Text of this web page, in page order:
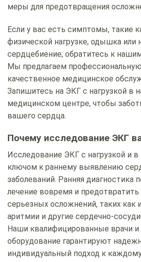
меры для предотвращения
Если у вас есть симптомы, такие
физической нагрузке, одышка или
сердцебиение, обратитесь к
Мы предлагаем
качественное медицинское
Запишитесь на ЭКГ с нагрузкой в
медицинском центре, чтобы
вашего сердца.
Почему исследование ЭКГ
Исследование ЭКГ с нагрузкой и в
ключом к раннему выявлению
заболеваний. Ранняя диагностика
лечение вовремя и предотвратить
серьезных осложнений, таких как
аритмии и другие сердечно-
Наши квалифицированные врачи
оборудование гарантируют
индивидуальный подход к